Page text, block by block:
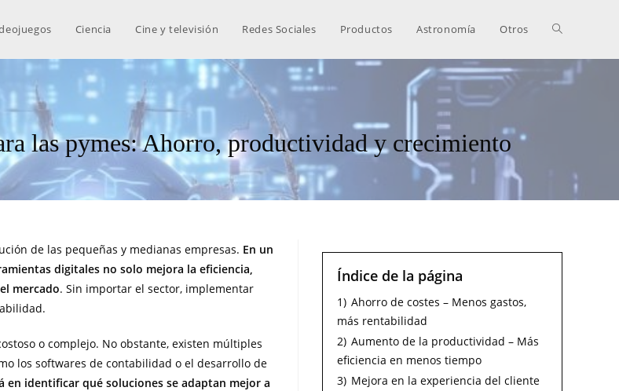
Ciencia Cine y televisión Redes Sociales Productos Astronomía Otros
las pymes: Ahorro, productividad y crecimiento
de las pequeñas y medianas empresas. En un
digitales no solo mejora la eficiencia,
mercado. Sin importar el sector, implementar
o complejo. No obstante, existen múltiples
los softwares de contabilidad o el desarrollo de
en identificar qué soluciones se adaptan mejor a
Índice de la página
1) Ahorro de costes – Menos gastos,
más rentabilidad
2) Aumento de la productividad – Más
eficiencia en menos tiempo
3) Mejora en la experiencia del cliente